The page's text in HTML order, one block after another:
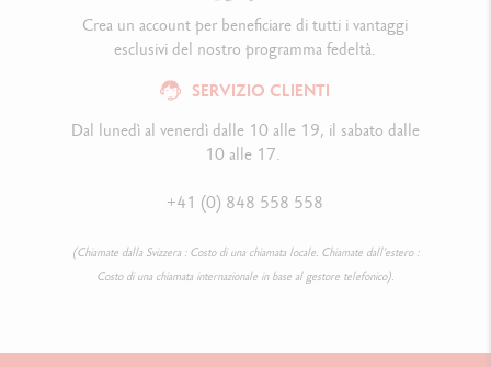
SERVIZIO CLIENTI
Dal lunedì al venerdì dalle 10 alle 19, il sabato dalle
10 alle 17.
+41 (0) 848 558 558
(Chiamate dalla Svizzera : Costo di una chiamata locale. Chiamate dall’estero :
Costo di una chiamata internazionale in base al gestore telefonico).
Crea un account per beneficiare di tutti i vantaggi
esclusivi del nostro programma fedeltà.